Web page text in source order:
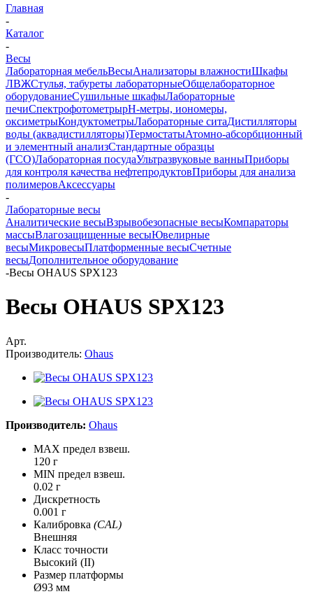
Главная
-
Каталог
-
Весы
Лабораторная мебельВесыАнализаторы влажностиШкафы
ЛВЖСтулья, табуреты лабораторныеОбщелабораторное
оборудованиеСушильные шкафыЛабораторные
печиСпектрофотометрыpH-метры, иономеры,
оксиметрыКондуктометрыЛабораторные ситаДистилляторы
воды (аквадистилляторы)ТермостатыАтомно-абсорбционный
и элементный анализСтандартные образцы
(ГСО)Лабораторная посудаУльтразвуковые ванныПриборы
для контроля качества нефтепродуктовПриборы для анализа
полимеровАксессуары
-
Лабораторные весы
Аналитические весыВзрывобезопасные весыКомпараторы
массыВлагозащищенные весыЮвелирные
весыМикровесыПлатформенные весыСчетные
весыДополнительное оборудование
-Весы OHAUS SPX123
Весы OHAUS SPX123
Арт.
Производитель: Ohaus
Производитель: Ohaus
MAX предел взвеш.
120 г
MIN предел взвеш.
0.02 г
Дискретность
0.001 г
Калибровка (CAL)
Внешняя
Класс точности
Высокий (II)
Размер платформы
Ø93 мм